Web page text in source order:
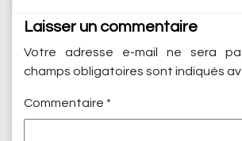
Laisser un commentaire
Votre adresse e-mail ne sera
champs obligatoires sont indiqués
Commentaire *